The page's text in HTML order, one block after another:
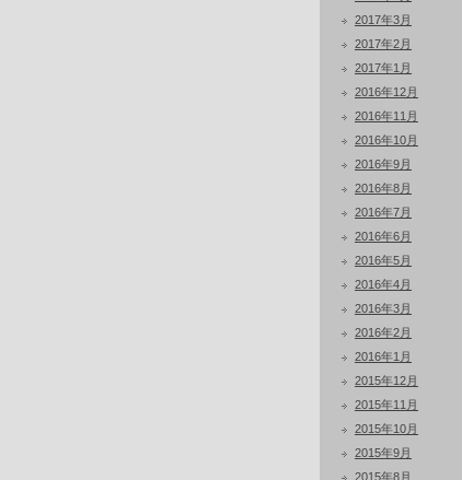
2017年3月
2017年2月
2017年1月
2016年12月
2016年11月
2016年10月
2016年9月
2016年8月
2016年7月
2016年6月
2016年5月
2016年4月
2016年3月
2016年2月
2016年1月
2015年12月
2015年11月
2015年10月
2015年9月
2015年8月